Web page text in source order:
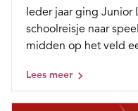
Ieder jaar ging Junior
schoolreisje naar
midden op het veld
Lees meer